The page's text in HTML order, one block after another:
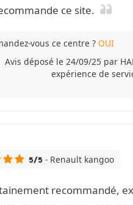
ce site.
vous ce centre ? OUI
Avis déposé le 24/09/25 par
expérience de
5/5 - Renault kangoo
recommandé,